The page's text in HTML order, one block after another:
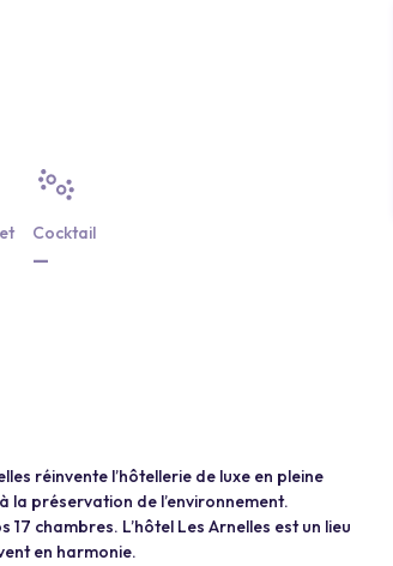
Cocktail
—
réinvente l’hôtellerie de luxe en pleine
la préservation de l’environnement.
chambres. L’hôtel Les Arnelles est un lieu
en harmonie.